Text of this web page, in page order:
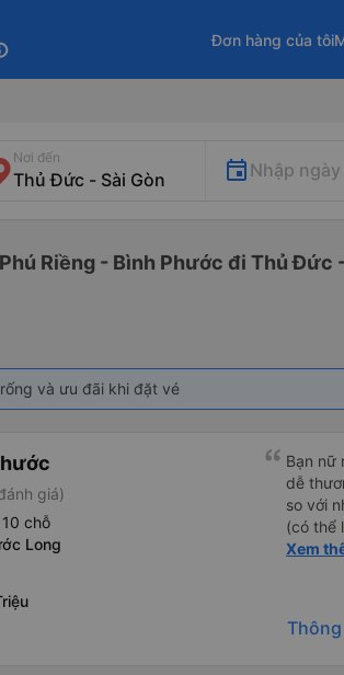
Đơn hàng của tôi
Nơi đến
Nhập
Riềng - Bình Phước đi Thủ Đức
và ưu đãi khi đặt vé
giá)
chỗ
Long
Bạn nữ
dễ
so với
(có thể
cũng
Xem